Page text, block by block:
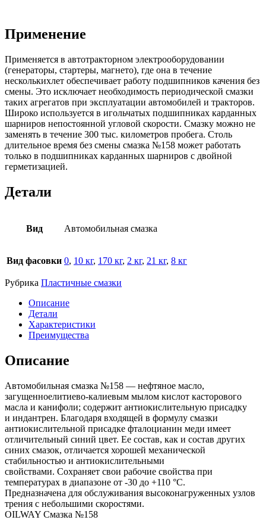
Применение
Применяется в автотракторном электрооборудовании
(генераторы, стартеры, магнето), где она в течение
несколькихлет обеспечивает работу подшипников качения без
смены. Это исключает необходимость периодической смазки
таких агрегатов при эксплуатации автомобилей и тракторов.
Широко используется в игольчатых подшипниках карданных
шарниров непостоянной угловой скорости. Смазку можно не
заменять в течение 300 тыс. километров пробега. Столь
длительное время без смены смазка №158 может работать
только в подшипниках карданных шарниров с двойной
герметизацией.
Детали
Вид Автомобильная смазка
Вид фасовки 0, 10 кг, 170 кг, 2 кг, 21 кг, 8 кг
Рубрика Пластичные смазки
Описание
Детали
Характеристики
Преимущества
Описание
Автомобильная смазка №158 — нефтяное масло,
загущенноелитиево-калиевым мылом кислот касторового
масла и канифоли; содержит антиокислительную присадку
и индантрен. Благодаря входящей в формулу смазки
антиокислительной присадке фталоцианин меди имеет
отличительный синий цвет. Ее состав, как и состав других
синих смазок, отличается хорошей механической
стабильностью и антиокислительными
свойствами. Сохраняет свои рабочие свойства при
температурах в диапазоне от -30 до +110 °С.
Предназначена для обслуживания высоконагруженных узлов
трения с небольшими скоростями.
OILWAY Смазка №158